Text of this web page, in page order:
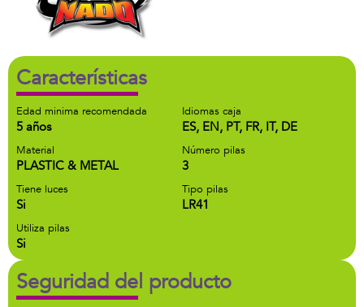
Características
Edad minima recomendada
5 años
Idiomas caja
ES, EN, PT, FR, IT, DE
Material
PLASTIC & METAL
Número pilas
3
Tiene luces
Si
Tipo pilas
LR41
Utiliza pilas
Si
Seguridad del producto